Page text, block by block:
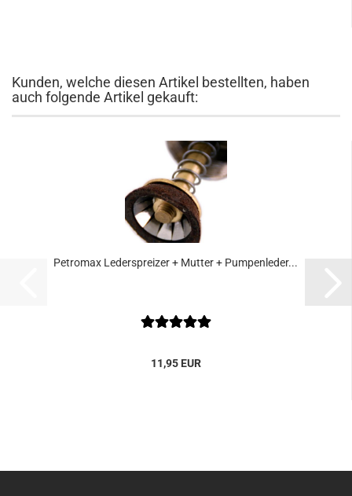
Kunden, welche diesen Artikel bestellten, haben
auch folgende Artikel gekauft:
Petromax Lederspreizer + Mutter + Pumpenleder...
11,95 EUR